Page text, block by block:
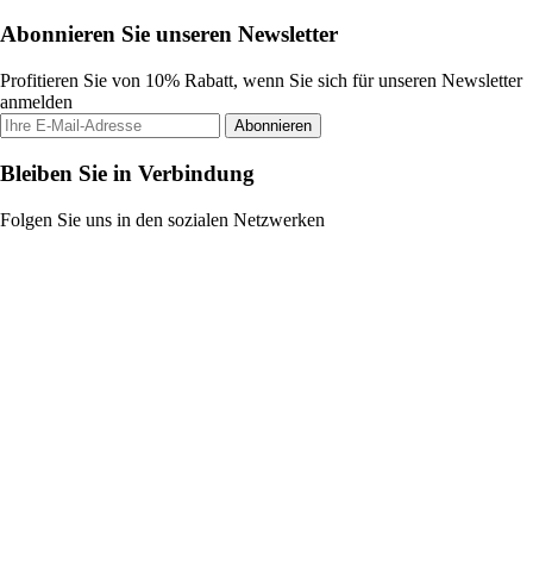
Abonnieren Sie unseren Newsletter
Profitieren Sie von 10% Rabatt, wenn Sie sich für unseren Newsletter
anmelden
Abonnieren
Bleiben Sie in Verbindung
Folgen Sie uns in den sozialen Netzwerken